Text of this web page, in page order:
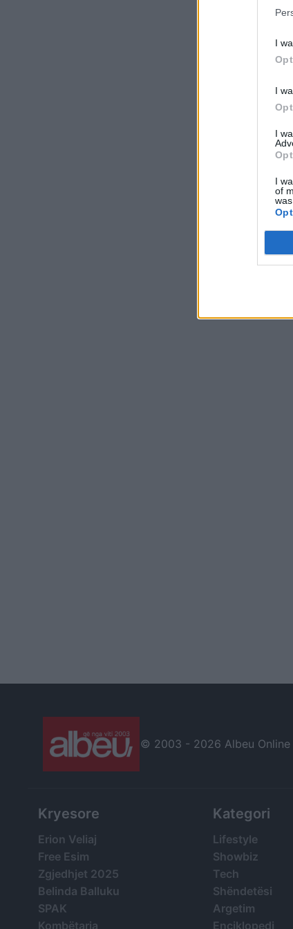
I
I
I
I
of
© 2003 - 2026 Albeu
Kryesore
Erion Veliaj
Free Esim
Zgjedhjet 2025
Belinda Balluku
SPAK
Kombëtarja
Kategori
Lifestyle
Showbiz
Tech
Shëndetësi
Argetim
Enciklopedi